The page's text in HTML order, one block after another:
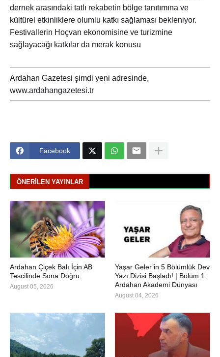
dernek arasındaki tatlı rekabetin bölge tanıtımına ve
kültürel etkinliklere olumlu katkı sağlaması bekleniyor.
Festivallerin Hoçvan ekonomisine ve turizmine
sağlayacağı katkılar da merak konusu
Ardahan Gazetesi şimdi yeni adresinde,
www.ardahangazetesi.tr
Facebook
ÖNERILEN YAYINLAR
Ardahan Çiçek Balı İçin AB
Tescilinde Sona Doğru
August 05, 2026
Yaşar Geler’in 5 Bölümlük Dev
Yazı Dizisi Başladı! | Bölüm 1:
Ardahan Akademi Dünyası
August 04, 2026